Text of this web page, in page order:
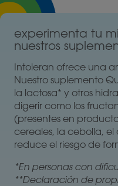
experimenta tu
nuestros
Intoleran ofrece una
Nuestro suplemento
la lactosa* y otros
digerir como los
(presentes en
cereales, la cebolla, el
reduce el riesgo de
*En personas con
**Declaración de